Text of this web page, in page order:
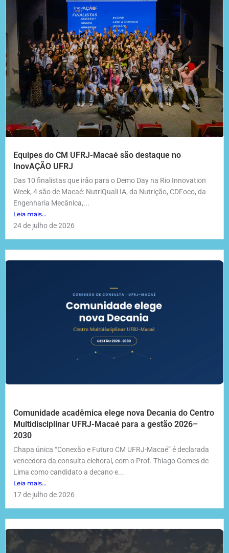
Equipes do CM UFRJ-Macaé são destaque no
InovAÇÃO UFRJ
Das 10 finalistas que irão para o Demo Day na Rio Innovation
Week, 4 são de Macaé: NutriQuali IA, da Nutrição, CDFoco, da
Engenharia Mecânica,...
Leia mais...
24 de julho de 2026
Comunidade acadêmica elege nova Decania do Centro
Multidisciplinar UFRJ-Macaé para a gestão 2026–
2030
Chapa única “Conexão e Futuro CM UFRJ-Macaé” é declarada
vencedora da consulta eleitoral, com o Prof. Thiago Gomes de
Lima como candidato a decano e...
Leia mais...
17 de julho de 2026